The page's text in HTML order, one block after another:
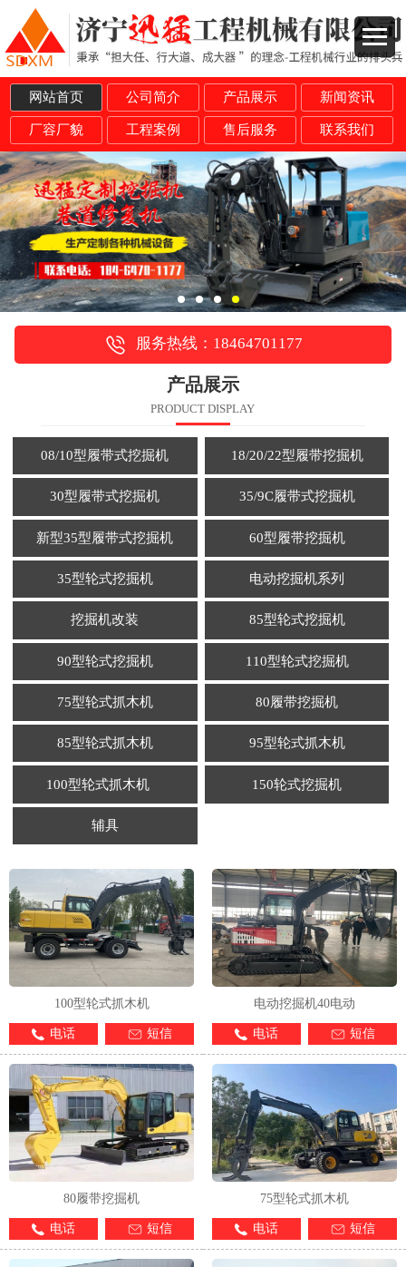
网站首页 公司简介 产品展示 新闻资讯
厂容厂貌 工程案例 售后服务 联系我们
1 3 4
服务热线：18464701177
产品展示
PRODUCT DISPLAY
08/10型履带式挖掘机 18/20/22型履带挖掘机
30型履带式挖掘机 35/9C履带式挖掘机
新型35型履带式挖掘机 60型履带挖掘机
35型轮式挖掘机 电动挖掘机系列
挖掘机改装 85型轮式挖掘机
90型轮式挖掘机 110型轮式挖掘机
75型轮式抓木机 80履带挖掘机
85型轮式抓木机 95型轮式抓木机
100型轮式抓木机 150轮式挖掘机
辅具
100型轮式抓木机
电话 短信
电动挖掘机40电动
电话 短信
80履带挖掘机
电话 短信
75型轮式抓木机
电话 短信